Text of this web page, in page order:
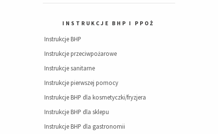
INSTRUKCJE BHP I PPOŻ
Instrukcje BHP
Instrukcje przeciwpożarowe
Instrukcje sanitarne
Instrukcje pierwszej pomocy
Instrukcje BHP dla kosmetyczki/fryzjera
Instrukcje BHP dla sklepu
Instrukcje BHP dla gastronomii